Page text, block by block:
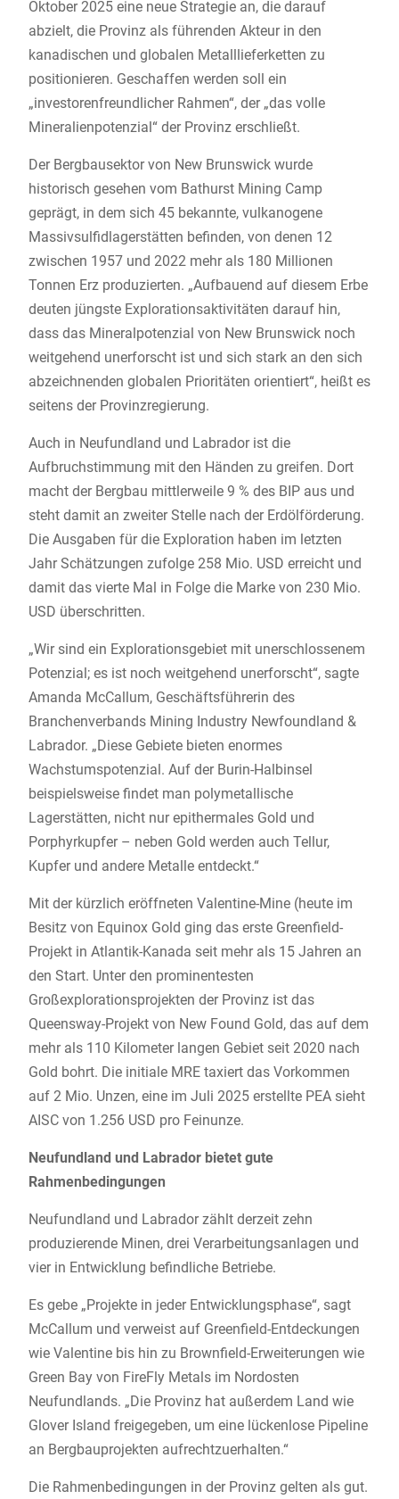
Oktober 2025 eine neue Strategie an, die darauf
abzielt, die Provinz als führenden Akteur in den
kanadischen und globalen Metalllieferketten zu
positionieren. Geschaffen werden soll ein
„investorenfreundlicher Rahmen“, der „das volle
Mineralienpotenzial“ der Provinz erschließt.
Der Bergbausektor von New Brunswick wurde
historisch gesehen vom Bathurst Mining Camp
geprägt, in dem sich 45 bekannte, vulkanogene
Massivsulfidlagerstätten befinden, von denen 12
zwischen 1957 und 2022 mehr als 180 Millionen
Tonnen Erz produzierten. „Aufbauend auf diesem Erbe
deuten jüngste Explorationsaktivitäten darauf hin,
dass das Mineralpotenzial von New Brunswick noch
weitgehend unerforscht ist und sich stark an den sich
abzeichnenden globalen Prioritäten orientiert“, heißt es
seitens der Provinzregierung.
Auch in Neufundland und Labrador ist die
Aufbruchstimmung mit den Händen zu greifen. Dort
macht der Bergbau mittlerweile 9 % des BIP aus und
steht damit an zweiter Stelle nach der Erdölförderung.
Die Ausgaben für die Exploration haben im letzten
Jahr Schätzungen zufolge 258 Mio. USD erreicht und
damit das vierte Mal in Folge die Marke von 230 Mio.
USD überschritten.
„Wir sind ein Explorationsgebiet mit unerschlossenem
Potenzial; es ist noch weitgehend unerforscht“, sagte
Amanda McCallum, Geschäftsführerin des
Branchenverbands Mining Industry Newfoundland &
Labrador. „Diese Gebiete bieten enormes
Wachstumspotenzial. Auf der Burin-Halbinsel
beispielsweise findet man polymetallische
Lagerstätten, nicht nur epithermales Gold und
Porphyrkupfer – neben Gold werden auch Tellur,
Kupfer und andere Metalle entdeckt.“
Mit der kürzlich eröffneten Valentine-Mine (heute im
Besitz von Equinox Gold ging das erste Greenfield-
Projekt in Atlantik-Kanada seit mehr als 15 Jahren an
den Start. Unter den prominentesten
Großexplorationsprojekten der Provinz ist das
Queensway-Projekt von New Found Gold, das auf dem
mehr als 110 Kilometer langen Gebiet seit 2020 nach
Gold bohrt. Die initiale MRE taxiert das Vorkommen
auf 2 Mio. Unzen, eine im Juli 2025 erstellte PEA sieht
AISC von 1.256 USD pro Feinunze.
Neufundland und Labrador bietet gute
Rahmenbedingungen
Neufundland und Labrador zählt derzeit zehn
produzierende Minen, drei Verarbeitungsanlagen und
vier in Entwicklung befindliche Betriebe.
Es gebe „Projekte in jeder Entwicklungsphase“, sagt
McCallum und verweist auf Greenfield-Entdeckungen
wie Valentine bis hin zu Brownfield-Erweiterungen wie
Green Bay von FireFly Metals im Nordosten
Neufundlands. „Die Provinz hat außerdem Land wie
Glover Island freigegeben, um eine lückenlose Pipeline
an Bergbauprojekten aufrechtzuerhalten.“
Die Rahmenbedingungen in der Provinz gelten als gut.